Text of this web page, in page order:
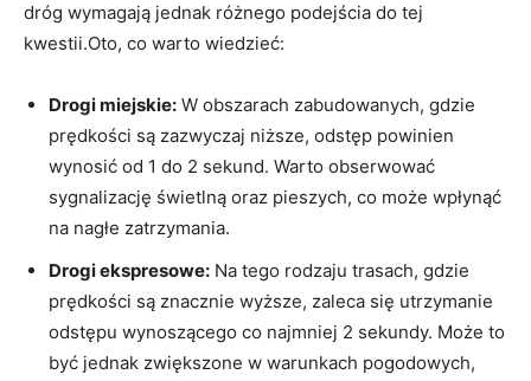
dróg wymagają jednak różnego podejścia do tej
kwestii.Oto, co warto wiedzieć:
Drogi miejskie: W obszarach zabudowanych, gdzie
prędkości są zazwyczaj niższe, odstęp powinien
wynosić od 1 do 2 sekund. Warto obserwować
sygnalizację świetlną oraz pieszych, co może wpłynąć
na nagłe zatrzymania.
Drogi ekspresowe: Na tego rodzaju trasach, gdzie
prędkości są znacznie wyższe, zaleca się utrzymanie
odstępu wynoszącego co najmniej 2 sekundy. Może to
być jednak zwiększone w warunkach pogodowych,